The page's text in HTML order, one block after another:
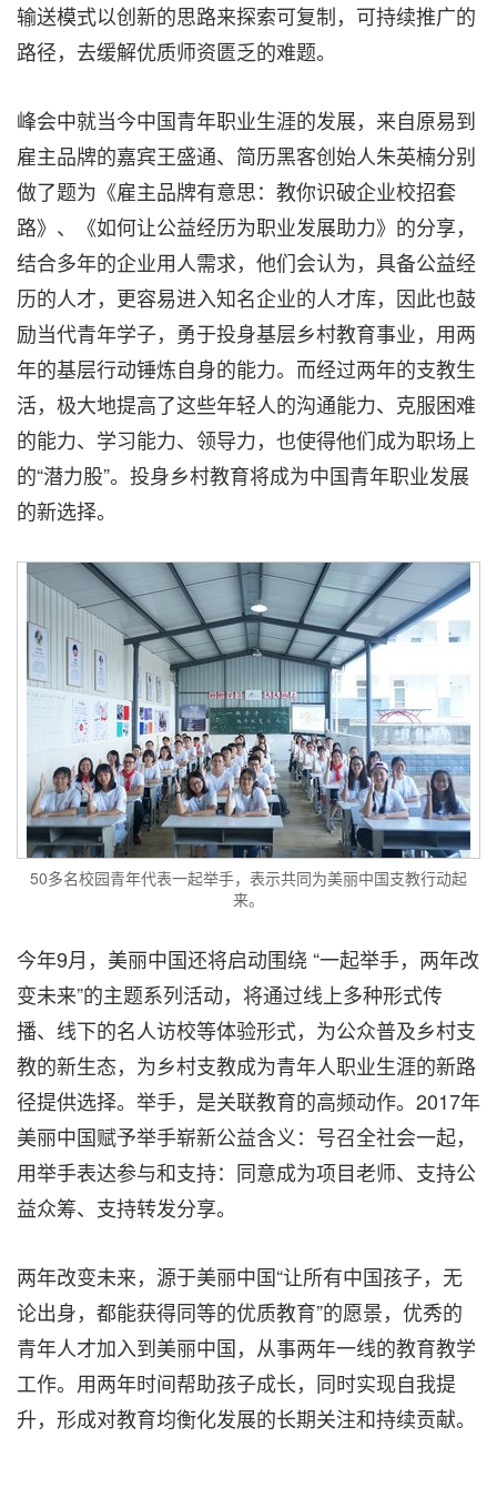
输送模式以创新的思路来探索可复制，可持续推广的
路径，去缓解优质师资匮乏的难题。
峰会中就当今中国青年职业生涯的发展，来自原易到
雇主品牌的嘉宾王盛通、简历黑客创始人朱英楠分别
做了题为《雇主品牌有意思：教你识破企业校招套
路》、《如何让公益经历为职业发展助力》的分享，
结合多年的企业用人需求，他们会认为，具备公益经
历的人才，更容易进入知名企业的人才库，因此也鼓
励当代青年学子，勇于投身基层乡村教育事业，用两
年的基层行动锤炼自身的能力。而经过两年的支教生
活，极大地提高了这些年轻人的沟通能力、克服困难
的能力、学习能力、领导力，也使得他们成为职场上
的“潜力股”。投身乡村教育将成为中国青年职业发展
的新选择。
50多名校园青年代表一起举手，表示共同为美丽中国支教行动起
来。
今年9月，美丽中国还将启动围绕 “一起举手，两年改
变未来”的主题系列活动，将通过线上多种形式传
播、线下的名人访校等体验形式，为公众普及乡村支
教的新生态，为乡村支教成为青年人职业生涯的新路
径提供选择。 举手，是关联教育的高频动作。2017年
美丽中国赋予举手崭新公益含义：号召全社会一起，
用举手表达参与和支持：同意成为项目老师、支持公
益众筹、支持转发分享。
两年改变未来，源于美丽中国“让所有中国孩子，无
论出身，都能获得同等的优质教育”的愿景，优秀的
青年人才加入到美丽中国，从事两年一线的教育教学
工作。用两年时间帮助孩子成长，同时实现自我提
升，形成对教育均衡化发展的长期关注和持续贡献。